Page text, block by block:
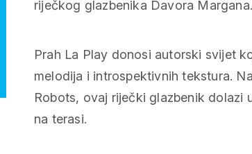
riječkog glazbenika Davora Margana.
Prah La Play donosi autorski svijet
melodija i introspektivnih tekstura.
Robots, ovaj riječki glazbenik dolazi
na terasi.